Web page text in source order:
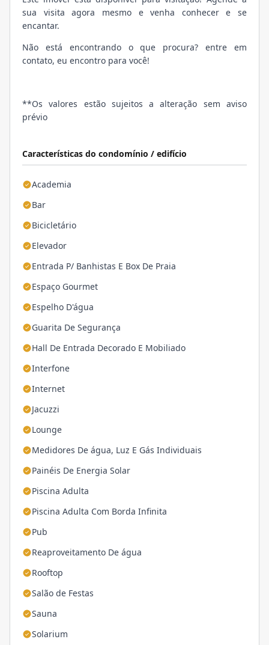
Características do condomínio / edifício
Academia
Bar
Bicicletário
Elevador
Entrada P/ Banhistas E Box De Praia
Espaço Gourmet
Espelho D'água
Guarita De Segurança
Hall De Entrada Decorado E Mobiliado
Interfone
Internet
Jacuzzi
Lounge
Medidores De água, Luz E Gás Individuais
Painéis De Energia Solar
Piscina Adulta
Piscina Adulta Com Borda Infinita
Pub
Reaproveitamento De água
Rooftop
Salão de Festas
Sauna
Solarium
sua visita agora mesmo e venha conhecer e se
encantar.
Não está encontrando o que procura? entre em
contato, eu encontro para você!
**Os valores estão sujeitos a alteração sem aviso
prévio